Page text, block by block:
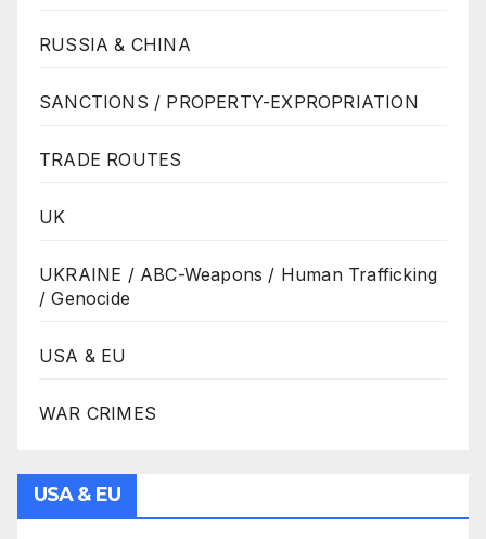
RUSSIA & CHINA
SANCTIONS / PROPERTY-EXPROPRIATION
TRADE ROUTES
UK
UKRAINE / ABC-Weapons / Human Trafficking
/ Genocide
USA & EU
WAR CRIMES
USA & EU